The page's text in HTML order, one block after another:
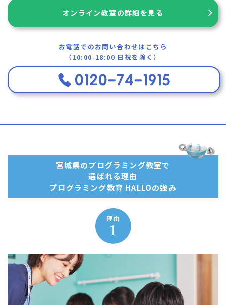
オンライン教室の詳細を見る
お電話でのお問い合わせはこちら
（10:00-18:00 日祝を除く）
宮城県のプログラミング教室で
選ばれる理由
プログラミング教育 HALLOの強み